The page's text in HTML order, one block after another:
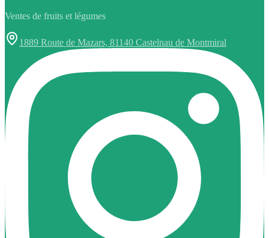
Ventes de fruits et légumes
1889 Route de Mazars, 81140 Castelnau de Montmiral